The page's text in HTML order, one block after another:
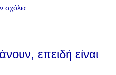
σχόλια:
επειδή είναι